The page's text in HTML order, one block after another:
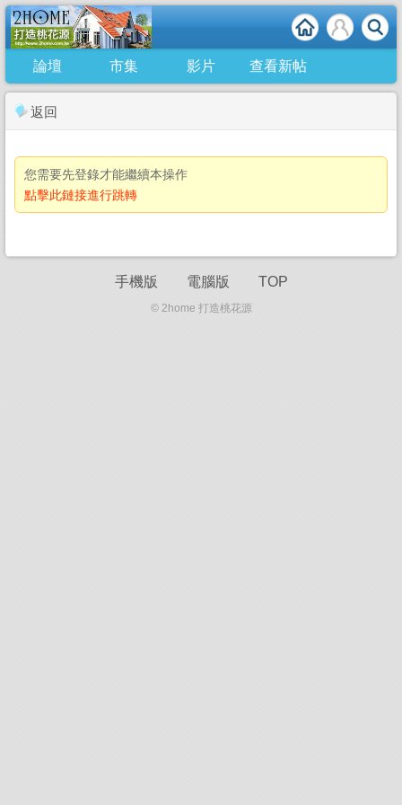
論壇 市集 影片 查看新帖
返回
您需要先登錄才能繼續本操作
點擊此鏈接進行跳轉
手機版 電腦版 TOP
© 2home 打造桃花源